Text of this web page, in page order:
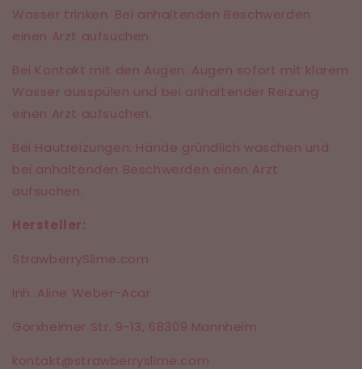
Wasser trinken. Bei anhaltenden Beschwerden
einen Arzt aufsuchen.
Bei Kontakt mit den Augen: Augen sofort mit klarem
Wasser ausspülen und bei anhaltender Reizung
einen Arzt aufsuchen.
Bei Hautreizungen: Hände gründlich waschen und
bei anhaltenden Beschwerden einen Arzt
aufsuchen.
Hersteller:
StrawberrySlime.com
Inh. Aline Weber-Acar
Gorxheimer Str. 9-13, 68309 Mannheim
kontakt@strawberryslime.com